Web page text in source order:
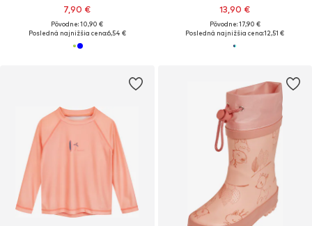
7,90 €
Pôvodne: 10,90 €
Posledná najnižšia cena:6,54 €
13,90 €
Pôvodne: 17,90 €
Posledná najnižšia cena:12,51 €